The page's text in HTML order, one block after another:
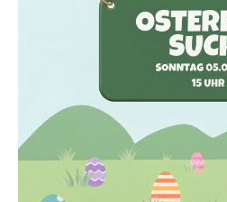
Gelb
Elze